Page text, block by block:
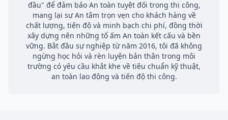
đầu" để đảm bảo An toàn tuyệt đối trong thi công,
mang lại sự An tâm trọn vẹn cho khách hàng về
chất lượng, tiến độ và minh bạch chi phí, đồng thời
xây dựng nên những tổ ấm An toàn kết cấu và bền
vững. Bắt đầu sự nghiệp từ năm 2016, tôi đã không
ngừng học hỏi và rèn luyện bản thân trong môi
trường có yêu cầu khắt khe về tiêu chuẩn kỹ thuật,
an toàn lao động và tiến độ thi công.